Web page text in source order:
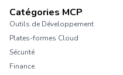
Catégories MCP
Outils de Développement
Plates-formes Cloud
Sécurité
Finance